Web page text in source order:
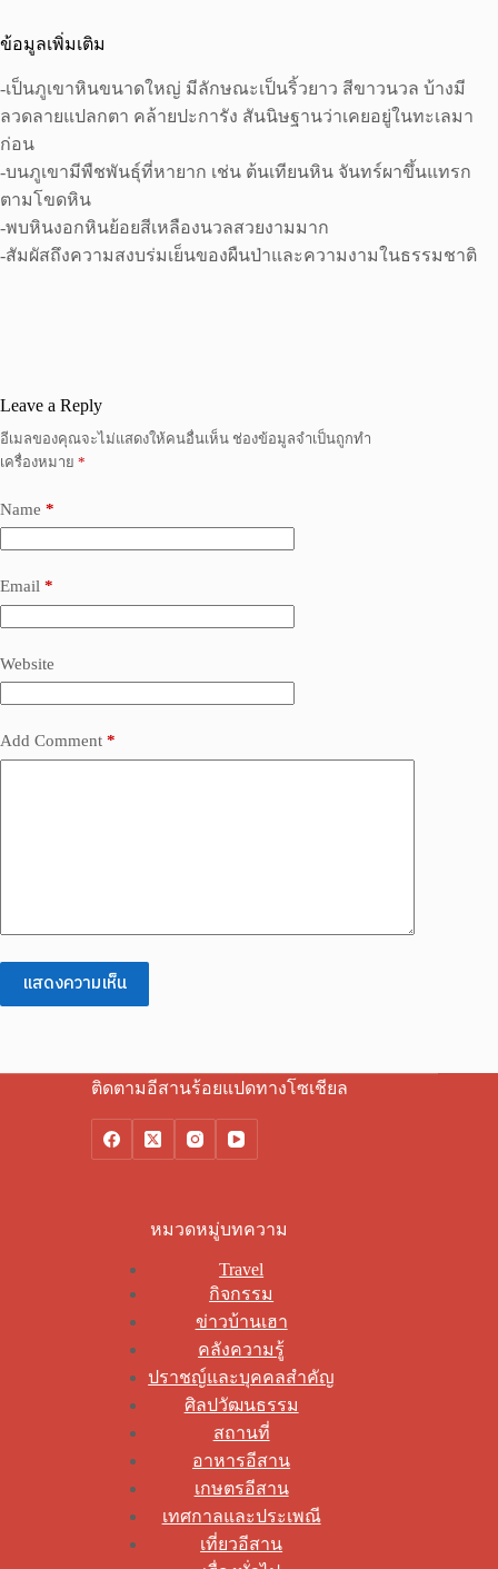
ข้อมูลเพิ่มเติม
-เป็นภูเขาหินขนาดใหญ่ มีลักษณะเป็นริ้วยาว สีขาวนวล บ้างมี
ลวดลายแปลกตา คล้ายปะการัง สันนิษฐานว่าเคยอยู่ในทะเลมา
ก่อน
-บนภูเขามีพืชพันธุ์ที่หายาก เช่น ต้นเทียนหิน จันทร์ผาขึ้นแทรก
ตามโขดหิน
-พบหินงอกหินย้อยสีเหลืองนวลสวยงามมาก
-สัมผัสถึงความสงบร่มเย็นของผืนป่าและความงามในธรรมชาติ
Leave a Reply
อีเมลของคุณจะไม่แสดงให้คนอื่นเห็น ช่องข้อมูลจำเป็นถูกทำ
เครื่องหมาย *
Name *
Email *
Website
Add Comment *
แสดงความเห็น
ติดตามอีสานร้อยแปดทางโซเชียล
หมวดหมู่บทความ
Travel
กิจกรรม
ข่าวบ้านเฮา
คลังความรู้
ปราชญ์และบุคคลสำคัญ
ศิลปวัฒนธรรม
สถานที่
อาหารอีสาน
เกษตรอีสาน
เทศกาลและประเพณี
เที่ยวอีสาน